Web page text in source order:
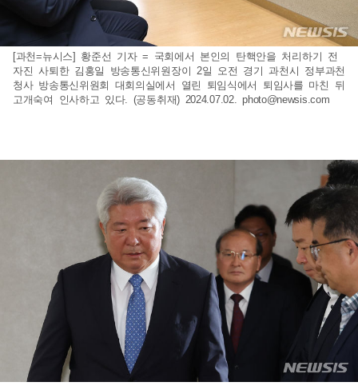
[과천=뉴시스] 황준선 기자 = 국회에서 본인의 탄핵안을 처리하기 전
자진 사퇴한 김홍일 방송통신위원장이 2일 오전 경기 과천시 정부과천
청사 방송통신위원회 대회의실에서 열린 퇴임식에서 퇴임사를 마친 뒤
고개숙여 인사하고 있다. (공동취재) 2024.07.02.photo@newsis.com